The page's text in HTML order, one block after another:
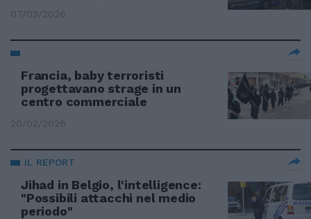
07/03/2026
Francia, baby terroristi
progettavano strage in un
centro commerciale
20/02/2026
IL REPORT
Jihad in Belgio, l'intelligence:
"Possibili attacchi nel medio
periodo"